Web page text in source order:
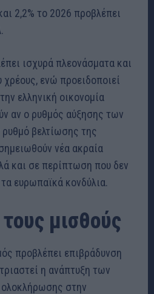
2,2% το 2026 προβλέπει
ισχυρά πλεονάσματα και
ενώ προειδοποιεί
ελληνική οικονομία
αν ο ρυθμός αύξησης των
βελτίωσης της
νέα ακραία
και σε περίπτωση που δεν
ευρωπαϊκά κονδύλια.
μισθούς
προβλέπει επιβράδυνση
η ανάπτυξη των
στην